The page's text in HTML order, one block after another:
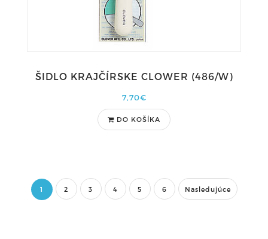
ŠIDLO KRAJČÍRSKE CLOWER (486/W)
7,70€
DO KOŠÍKA
1 2 3 4 5 6 Nasledujúce